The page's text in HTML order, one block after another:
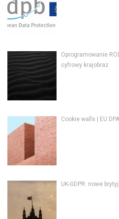
Oprogramowanie
cyfrowy krajobraz
Cookie walls | EU
UK-GDPR: nowe